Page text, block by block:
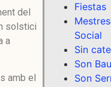
del
solstici
a
amb el
Fiestas
Social
Sin
Son
Son